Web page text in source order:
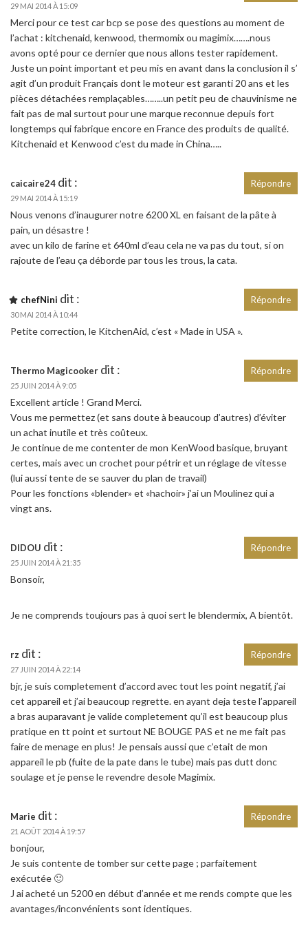
29 MAI 2014 À 15:09
Merci pour ce test car bcp se pose des questions au moment de
l’achat : kitchenaid, kenwood, thermomix ou magimix…….nous
avons opté pour ce dernier que nous allons tester rapidement.
Juste un point important et peu mis en avant dans la conclusion il s’
agit d’un produit Français dont le moteur est garanti 20 ans et les
pièces détachées remplaçables……..un petit peu de chauvinisme ne
fait pas de mal surtout pour une marque reconnue depuis fort
longtemps qui fabrique encore en France des produits de qualité.
Kitchenaid et Kenwood c’est du made in China…..
caicaire24 dit :
29 MAI 2014 À 15:19
Nous venons d’inaugurer notre 6200 XL en faisant de la pâte à
pain, un désastre !
avec un kilo de farine et 640ml d’eau cela ne va pas du tout, si on
rajoute de l’eau ça déborde par tous les trous, la cata.
Répondre
chefNini dit :
30 MAI 2014 À 10:44
Petite correction, le KitchenAid, c’est « Made in USA ».
Répondre
Thermo Magicooker dit :
25 JUIN 2014 À 9:05
Excellent article ! Grand Merci.
Vous me permettez (et sans doute à beaucoup d’autres) d’éviter
un achat inutile et très coûteux.
Je continue de me contenter de mon KenWood basique, bruyant
certes, mais avec un crochet pour pétrir et un réglage de vitesse
(lui aussi tente de se sauver du plan de travail)
Pour les fonctions «blender» et «hachoir» j’ai un Moulinez qui a
vingt ans.
Répondre
DIDOU dit :
25 JUIN 2014 À 21:35
Bonsoir,
Je ne comprends toujours pas à quoi sert le blendermix, A bientôt.
Répondre
rz dit :
27 JUIN 2014 À 22:14
bjr, je suis completement d’accord avec tout les point negatif, j’ai
cet appareil et j’ai beaucoup regrette. en ayant deja teste l’appareil
a bras auparavant je valide completement qu’il est beaucoup plus
pratique en tt point et surtout NE BOUGE PAS et ne me fait pas
faire de menage en plus! Je pensais aussi que c’etait de mon
appareil le pb (fuite de la pate dans le tube) mais pas dutt donc
soulage et je pense le revendre desole Magimix.
Répondre
Marie dit :
21 AOÛT 2014 À 19:57
bonjour,
Je suis contente de tomber sur cette page ; parfaitement
exécutée 🙂
J ai acheté un 5200 en début d’année et me rends compte que les
avantages/inconvénients sont identiques.
Répondre